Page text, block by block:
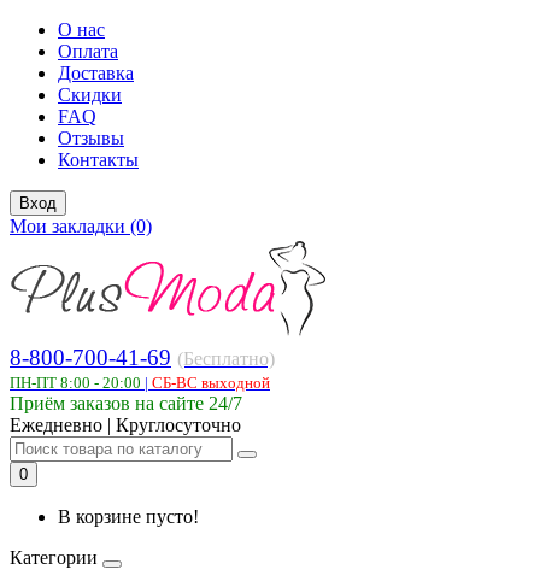
О нас
Оплата
Доставка
Скидки
FAQ
Отзывы
Контакты
Вход
Мои закладки (0)
8-800-700-41-69 (Бесплатно)
ПН-ПТ 8:00 - 20:00 | СБ-ВС выходной
Приём заказов на сайте 24/7
Ежедневно | Круглосуточно
0
В корзине пусто!
Категории